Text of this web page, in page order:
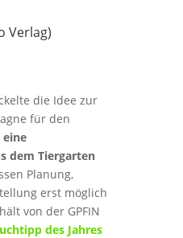
Verlag)
die Idee zur
für den
eine
dem Tiergarten
Planung,
erst möglich
von der GPFIN
des Jahres